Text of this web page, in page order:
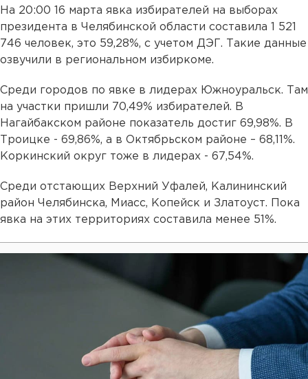
На 20:00 16 марта явка избирателей на выборах
президента в Челябинской области составила 1 521
746 человек, это 59,28%, с учетом ДЭГ. Такие данные
озвучили в региональном избиркоме.
Среди городов по явке в лидерах Южноуральск. Там
на участки пришли 70,49% избирателей. В
Нагайбакском районе показатель достиг 69,98%. В
Троицке - 69,86%, а в Октябрьском районе – 68,11%.
Коркинский округ тоже в лидерах - 67,54%.
Среди отстающих Верхний Уфалей, Калининский
район Челябинска, Миасс, Копейск и Златоуст. Пока
явка на этих территориях составила менее 51%.